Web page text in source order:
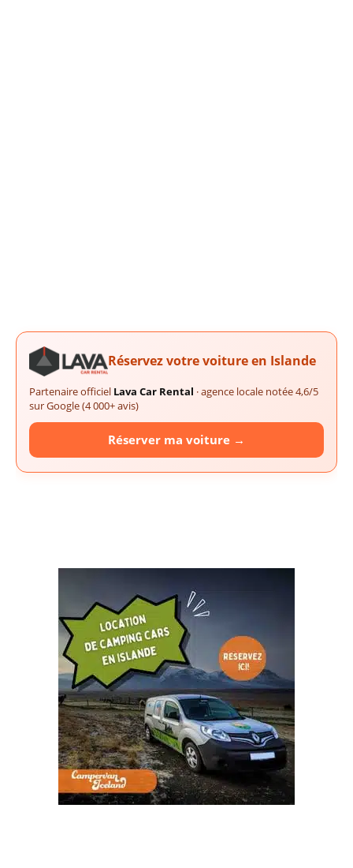
Réservez votre voiture en Islande
Partenaire officiel Lava Car Rental · agence locale notée 4,6/5
sur Google (4 000+ avis)
Réserver ma voiture →